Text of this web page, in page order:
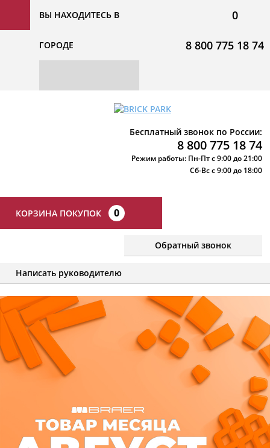
ВЫ НАХОДИТЕСЬ В
ГОРОДЕ
0
8 800 775 18 74
Бесплатный звонок по России:
8 800 775 18 74
Режим работы: Пн-Пт с 9:00 до 21:00
Сб-Вс с 9:00 до 18:00
КОРЗИНА ПОКУПОК 0
Обратный звонок
Написать руководителю